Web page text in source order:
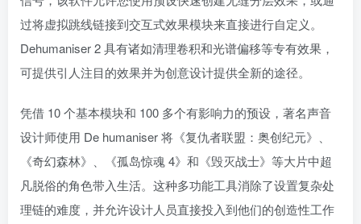
过将虚拟跳线链接到交互式效果模块来直接进行自定义。
Dehumaniser 2 具有诸如清理卷积和光谱偏移等专有效果，
可提供引人注目的效果并为创意设计提供全新的途径。
凭借 10 个基本模块和 100 多个有影响力的预设，著名声音
设计师使用 De humaniser 将《复仇者联盟：奥创纪元》、
《奇幻森林》、《孤岛惊魂 4》和《毁灭战士》等大片中超
凡脱俗的角色带入生活。这种多功能工具消除了设置复杂处
理链的难度，并允许设计人员直接投入到他们的创造性工作